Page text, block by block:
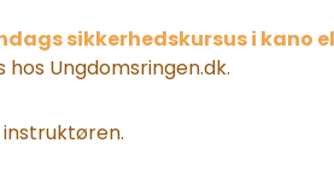
sikkerhedskursus i kano
Ungdomsringen.dk.